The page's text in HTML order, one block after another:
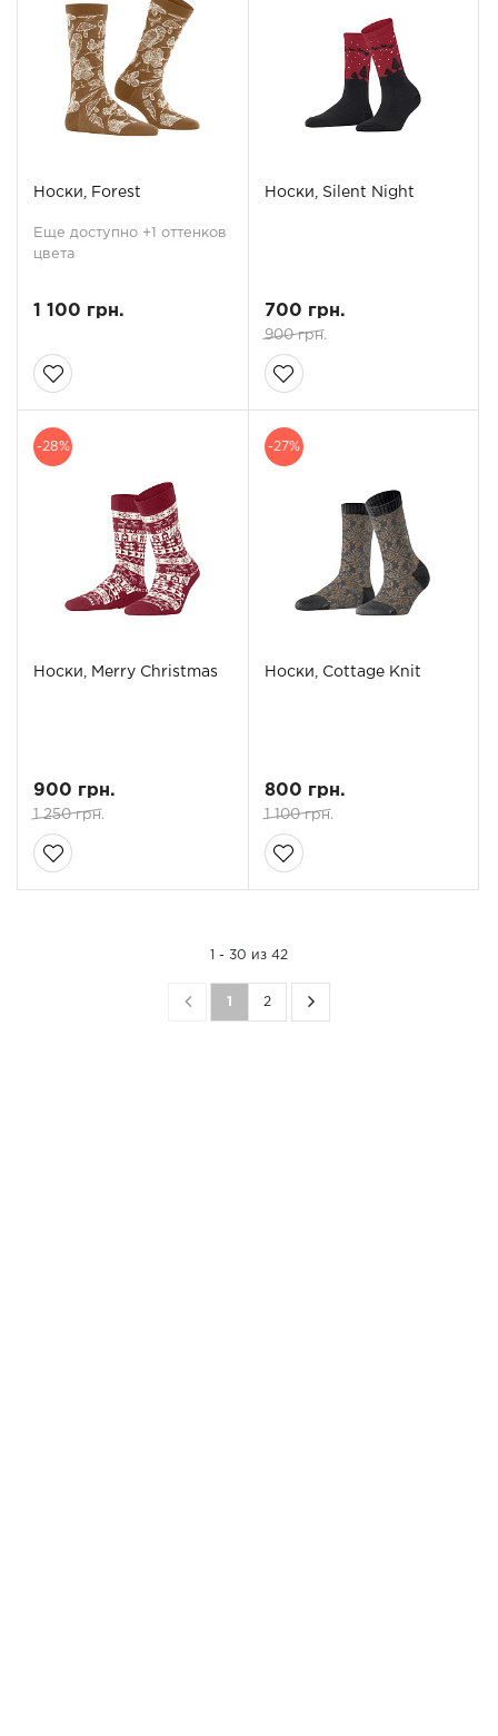
Носки, Forest
Еще доступно +1 оттенков
цвета
1 100 грн.
Носки, Silent Night
700 грн.
900 грн.
-28%
Носки, Merry Christmas
900 грн.
1 250 грн.
-27%
Носки, Cottage Knit
800 грн.
1 100 грн.
1 - 30 из 42
1 2